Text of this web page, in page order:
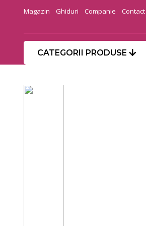
Magazin Ghiduri Companie Contact
CATEGORII PRODUSE